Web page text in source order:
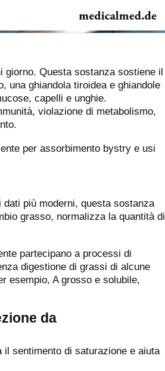
giorno. Questa sostanza sostiene il
una ghiandola tiroidea e ghiandole
capelli e unghie.
violazione di metabolismo,
per assorbimento bystry e usi
più moderni, questa sostanza
grasso, normalizza la quantità di
partecipano a processi di
digestione di grassi di alcune
esempio, A grosso e solubile,
da
sentimento di saturazione e aiuta